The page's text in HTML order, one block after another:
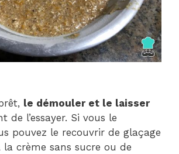
le démouler et le laisser
de l’essayer. Si vous le
pouvez le recouvrir de glaçage
crème sans sucre ou de